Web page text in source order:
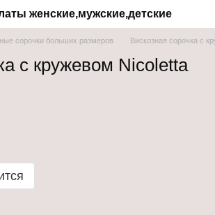
женские,мужские,детские
сорочки больших размеров Вискозная сорочка с
с кружевом Nicoletta